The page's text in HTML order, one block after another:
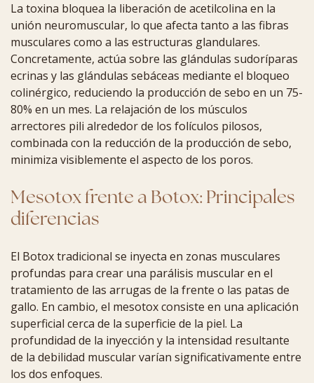
La toxina bloquea la liberación de acetilcolina en la
unión neuromuscular, lo que afecta tanto a las fibras
musculares como a las estructuras glandulares.
Concretamente, actúa sobre las glándulas sudoríparas
ecrinas y las glándulas sebáceas mediante el bloqueo
colinérgico, reduciendo la producción de sebo en un 75-
80% en un mes. La relajación de los músculos
arrectores pili alrededor de los folículos pilosos,
combinada con la reducción de la producción de sebo,
minimiza visiblemente el aspecto de los poros.
Mesotox frente a Botox: Principales
diferencias
El Botox tradicional se inyecta en zonas musculares
profundas para crear una parálisis muscular en el
tratamiento de las arrugas de la frente o las patas de
gallo. En cambio, el mesotox consiste en una aplicación
superficial cerca de la superficie de la piel. La
profundidad de la inyección y la intensidad resultante
de la debilidad muscular varían significativamente entre
los dos enfoques.